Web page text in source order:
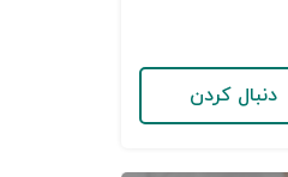
دنبال کردن